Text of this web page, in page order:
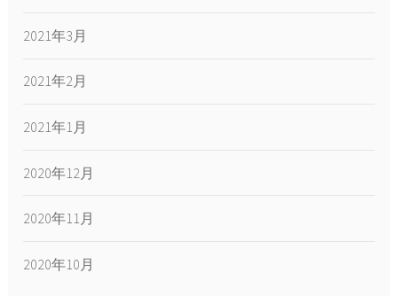
2021年3月
2021年2月
2021年1月
2020年12月
2020年11月
2020年10月